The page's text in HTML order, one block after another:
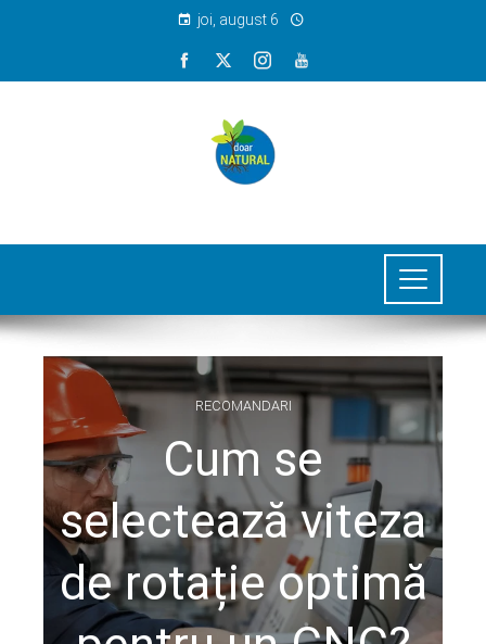
joi, august 6
RECOMANDARI
Cum se
selectează viteza
de rotație optimă